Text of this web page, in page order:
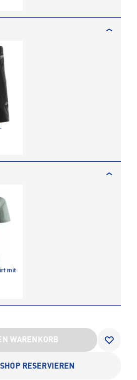
mit
WARENKORB
SHOP RESERVIEREN